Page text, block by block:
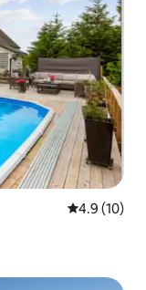
レビュー10
4.9 (10)